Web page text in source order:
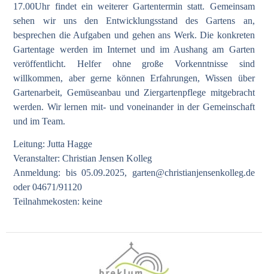
17.00Uhr findet ein weiterer Gartentermin statt. Gemeinsam
sehen wir uns den Entwicklungsstand des Gartens an,
besprechen die Aufgaben und gehen ans Werk. Die konkreten
Gartentage werden im Internet und im Aushang am Garten
veröffentlicht. Helfer ohne große Vorkenntnisse sind
willkommen, aber gerne können Erfahrungen, Wissen über
Gartenarbeit, Gemüseanbau und Ziergartenpflege mitgebracht
werden. Wir lernen mit- und voneinander in der Gemeinschaft
und im Team.
Leitung: Jutta Hagge
Veranstalter: Christian Jensen Kolleg
Anmeldung: bis 05.09.2025, garten@christianjensenkolleg.de
oder 04671/91120
Teilnahmekosten: keine